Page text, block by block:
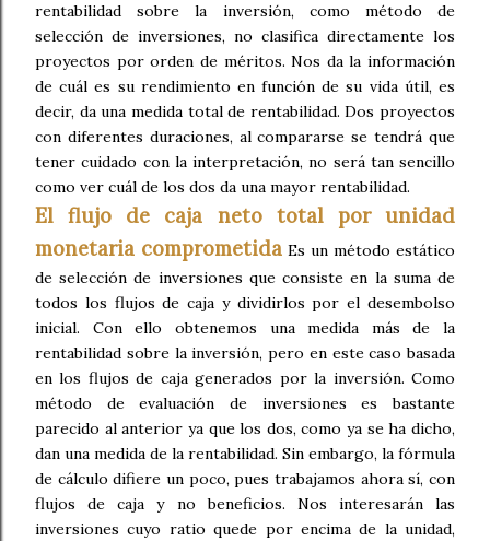
rentabilidad sobre la inversión, como método de
selección de inversiones, no clasifica directamente los
proyectos por orden de méritos. Nos da la información
de cuál es su rendimiento en función de su vida útil, es
decir, da una medida total de rentabilidad. Dos proyectos
con diferentes duraciones, al compararse se tendrá que
tener cuidado con la interpretación, no será tan sencillo
como ver cuál de los dos da una mayor rentabilidad.
El flujo de caja neto total por unidad
monetaria comprometida Es un método estático
de selección de inversiones que consiste en la suma de
todos los flujos de caja y dividirlos por el desembolso
inicial. Con ello obtenemos una medida más de la
rentabilidad sobre la inversión, pero en este caso basada
en los flujos de caja generados por la inversión. Como
método de evaluación de inversiones es bastante
parecido al anterior ya que los dos, como ya se ha dicho,
dan una medida de la rentabilidad. Sin embargo, la fórmula
de cálculo difiere un poco, pues trabajamos ahora sí, con
flujos de caja y no beneficios. Nos interesarán las
inversiones cuyo ratio quede por encima de la unidad,